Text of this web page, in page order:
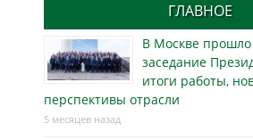
ГЛАВНОЕ
В Москве прошло
заседание
итоги работы,
перспективы отрасли
5 месяцев назад